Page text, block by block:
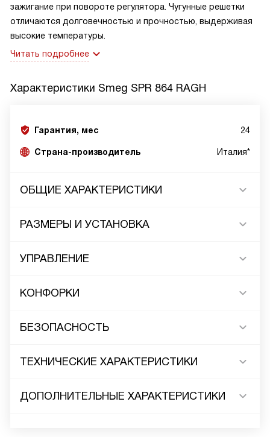
зажигание при повороте регулятора. Чугунные решетки
отличаются долговечностью и прочностью, выдерживая
высокие температуры.
Читать подробнее
Характеристики Smeg SPR 864 RAGH
Гарантия, мес 24
Страна-производитель Италия*
ОБЩИЕ ХАРАКТЕРИСТИКИ
РАЗМЕРЫ И УСТАНОВКА
УПРАВЛЕНИЕ
КОНФОРКИ
БЕЗОПАСНОСТЬ
ТЕХНИЧЕСКИЕ ХАРАКТЕРИСТИКИ
ДОПОЛНИТЕЛЬНЫЕ ХАРАКТЕРИСТИКИ